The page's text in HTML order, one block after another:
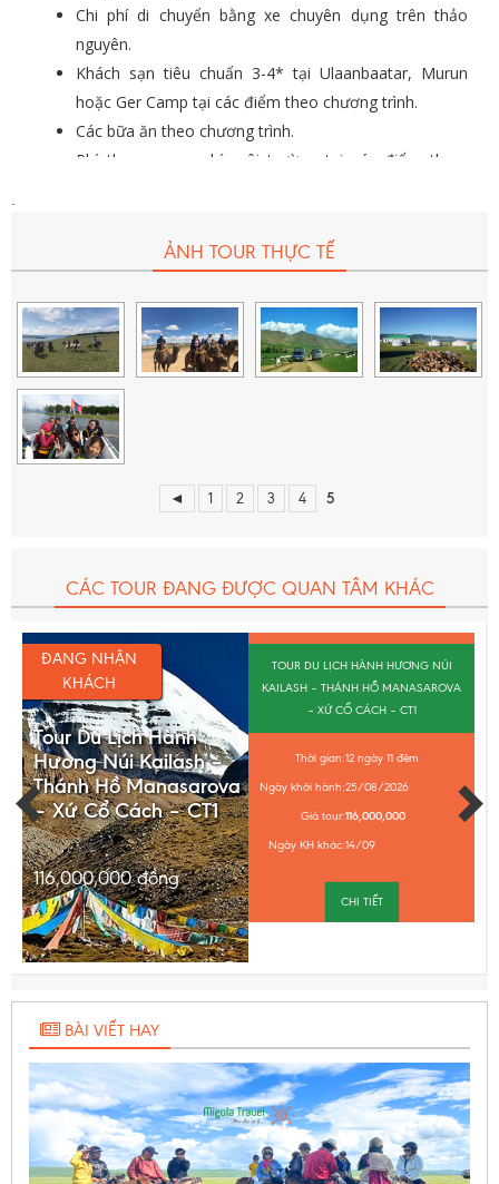
Chi phí di chuyển bằng xe chuyên dụng trên thảo
nguyên.
Khách sạn tiêu chuẩn 3-4* tại Ulaanbaatar, Murun
hoặc Ger Camp tại các điểm theo chương trình.
Các bữa ăn theo chương trình.
Phí tham quan, phí môi trường tại các điểm tham
Quà tặng du lịch Migola Travel
Tiền bồi dưỡng cho HDV & tài xế (10USD/ Khách/
Ngày)(***Khoản tiền nàykhông được tínhlà doanh
thu của công ty, không được công ty xuất hóa đơn
và sẽ được thu riêng trước khi khởi hành tour).
Bảo hiểm du lịch với mức bồi thường cao nhất là
50.000 USD/trường hợp.
.
ẢNH TOUR THỰC TẾ
◄ 1 2 3 4 5
CÁC TOUR ĐANG ĐƯỢC QUAN TÂM KHÁC
ĐANG NHẬN
KHÁCH
Tour Du Lịch Hành
Hương Núi Kailash –
Thánh Hồ Manasarova
– Xứ Cổ Cách – CT1
116,000,000đồng
TOUR DU LỊCH HÀNH HƯƠNG NÚI
KAILASH – THÁNH HỒ MANASAROVA
– XỨ CỔ CÁCH – CT1
Thời gian:12 ngày 11 đêm
Ngày khởi hành:25/08/2026
Giá tour:116,000,000
Ngày KH khác:14/09
CHI TIẾT
BÀI VIẾT HAY